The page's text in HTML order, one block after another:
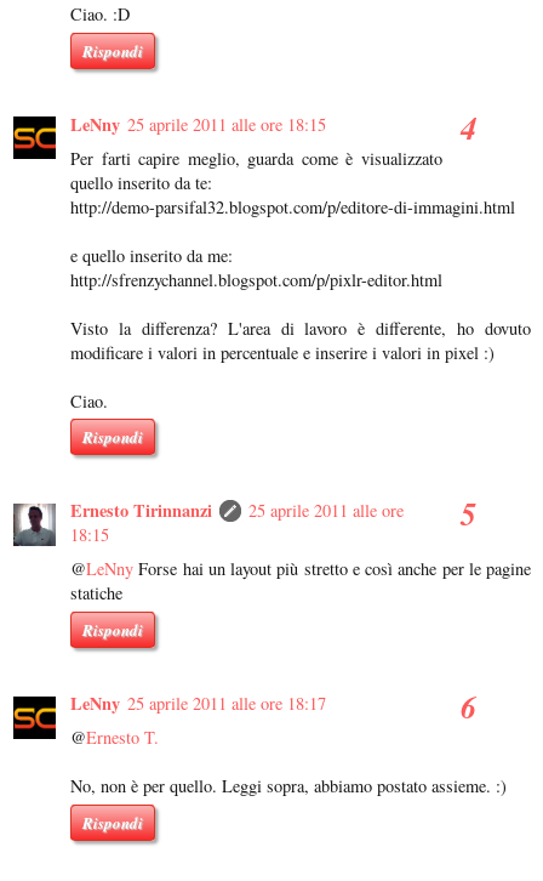
Ciao. :D
Rispondi
LeNny 25 aprile 2011 alle ore 18:15
Per farti capire meglio, guarda come è visualizzato
quello inserito da te:
http://demo-parsifal32.blogspot.com/p/editore-di-immagini.html
e quello inserito da me:
http://sfrenzychannel.blogspot.com/p/pixlr-editor.html
Visto la differenza? L'area di lavoro è differente, ho dovuto
modificare i valori in percentuale e inserire i valori in pixel :)
Ciao.
Rispondi
Ernesto Tirinnanzi
25 aprile 2011 alle ore
18:15
@LeNny Forse hai un layout più stretto e così anche per le pagine
statiche
Rispondi
LeNny 25 aprile 2011 alle ore 18:17
@Ernesto T.
No, non è per quello. Leggi sopra, abbiamo postato assieme. :)
Rispondi